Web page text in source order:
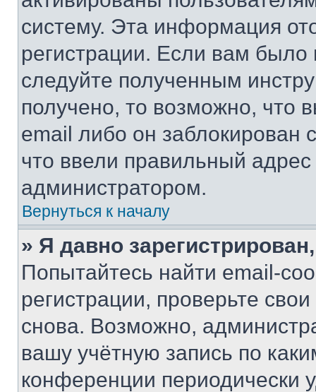
систему. Эта информация
регистрации. Если вам
следуйте полученным
получено, то возможно, что
email либо он
что ввели правильный адрес
администратором.
Вернуться к началу
» Я давно
Попытайтесь найти email-
регистрации, проверьте
снова. Возможно,
вашу учётную запись по
конференции периодически